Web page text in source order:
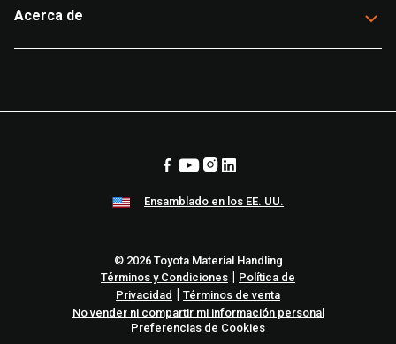
Acerca de
Ensamblado en los EE. UU.
© 2026 Toyota Material Handling
Términos y Condiciones
Política de
Privacidad
Términos de venta
No vender ni compartir mi información personal
Preferencias de Cookies